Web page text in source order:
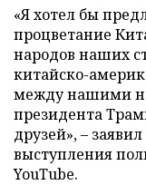
«Я хотел бы
процветание
народов наших
китайско-
между нашими
президента
друзей», –
выступления
YouTube.